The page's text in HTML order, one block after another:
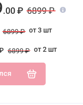
.00 ₽ 6899 ₽
6899 ₽ от 3 шт
6899 ₽ от 2 шт